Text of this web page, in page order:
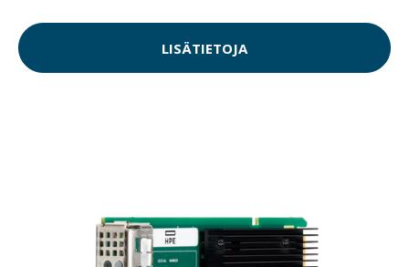
LISÄTIETOJA